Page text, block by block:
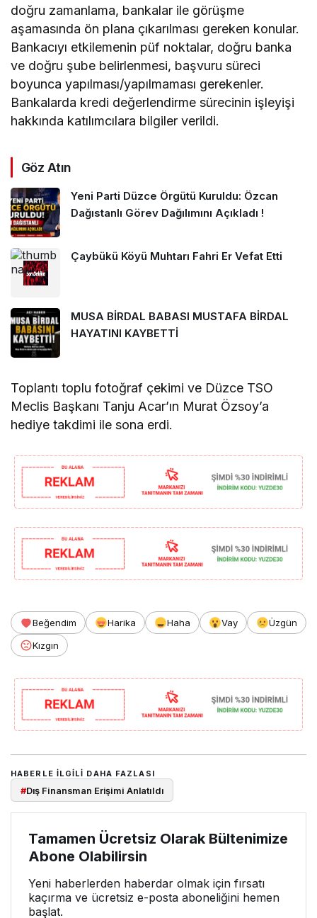
doğru zamanlama, bankalar ile görüşme
aşamasında ön plana çıkarılması gereken konular.
Bankacıyı etkilemenin püf noktalar, doğru banka
ve doğru şube belirlenmesi, başvuru süreci
boyunca yapılması/yapılmaması gerekenler.
Bankalarda kredi değerlendirme sürecinin işleyişi
hakkında katılımcılara bilgiler verildi.
Göz Atın
Yeni Parti Düzce Örgütü Kuruldu: Özcan
Dağıstanlı Görev Dağılımını Açıkladı !
Çaybükü Köyü Muhtarı Fahri Er Vefat Etti
MUSA BİRDAL BABASI MUSTAFA BİRDAL
HAYATINI KAYBETTİ
Toplantı toplu fotoğraf çekimi ve Düzce TSO
Meclis Başkanı Tanju Acar’ın Murat Özsoy’a
hediye takdimi ile sona erdi.
Beğendim Harika Haha Vay
Üzgün
Kızgın
HABERLE ILGILI DAHA FAZLASI
#Dış Finansman Erişimi Anlatıldı
Tamamen Ücretsiz Olarak Bültenimize
Abone Olabilirsin
Yeni haberlerden haberdar olmak için fırsatı
kaçırma ve ücretsiz e-posta aboneliğini hemen
başlat.